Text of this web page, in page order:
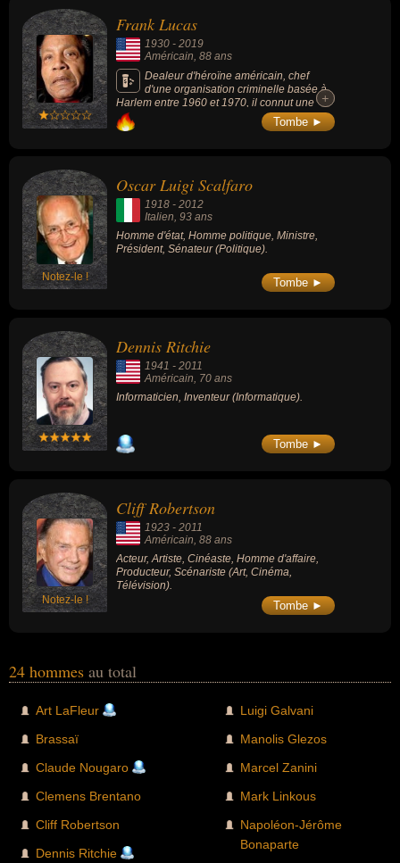
Frank Lucas
1930 - 2019
Américain, 88 ans
Dealeur d'héroïne américain, chef
d'une organisation criminelle basée à
Harlem entre 1960 et 1970, il connut une
nouvelle notoriété en 2008 avec la sortie du
film « American Gangster » de Ridley Scott
+
+
Tombe ►
Notez-le !
Oscar Luigi Scalfaro
1918 - 2012
Italien, 93 ans
Homme d'état, Homme politique, Ministre,
Président, Sénateur (Politique).
Tombe ►
Dennis Ritchie
1941 - 2011
Américain, 70 ans
Informaticien, Inventeur (Informatique).
Tombe ►
Notez-le !
Cliff Robertson
1923 - 2011
Américain , 88 ans
Acteur, Artiste, Cinéaste, Homme d'affaire,
Producteur, Scénariste (Art, Cinéma,
Télévision).
Tombe ►
24 hommes au total
Art LaFleur
Brassaï
Claude Nougaro
Clemens Brentano
Cliff Robertson
Dennis Ritchie
Luigi Galvani
Manolis Glezos
Marcel Zanini
Mark Linkous
Napoléon-Jérôme
Bonaparte